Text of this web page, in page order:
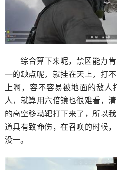
综合算下来呢，禁区能力
一的缺点呢，就挂在天上，打
上啊，容不容易被地面的敌
人，就算用六倍镜也很难看，
的高空移动靶打下来了，所以
道具有致命伤，在召唤的时候
没一。